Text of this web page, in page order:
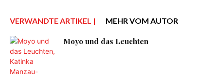
VERWANDTE ARTIKEL | MEHR VOM AUTOR
Moyo und das Leuchten